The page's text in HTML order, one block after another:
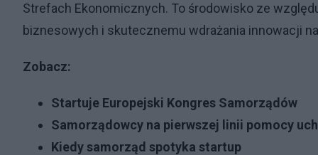
Strefach Ekonomicznych. To środowisko ze
biznesowych i skutecznemu wdrażania innowacji
Zobacz:
Startuje Europejski Kongres Samorządów
Samorządowcy na pierwszej linii pomocy
Kiedy samorząd spotyka startup